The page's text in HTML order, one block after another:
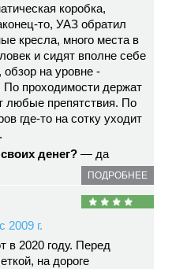
коробка,
то, УАЗ обратил
кресла, много места в
и сидят вполне себе
на уровне -
По проходимости держат
любые препятствия. По
где-то на сотку уходит
денег? — да
ПОДРОБНЕЕ
2009 г.
в 2020 году. Перед
на дороге